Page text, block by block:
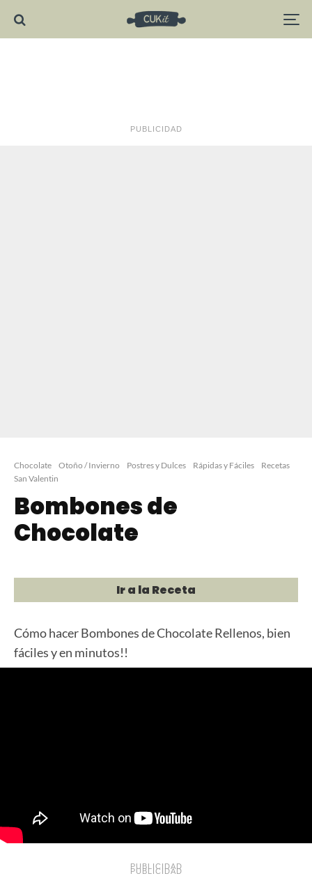
PUBLICIDAD
Chocolate Otoño / Invierno Postres y Dulces Rápidas y Fáciles
Recetas
San Valentin
Bombones de
Chocolate
Ir a la Receta
Cómo hacer Bombones de Chocolate Rellenos, bien
fáciles y en minutos!!
PUBLICIDAD
PUBLICIDAD